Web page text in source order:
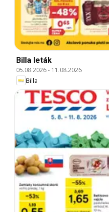
Billa leták
05.08.2026- 11.08.2026
Billa